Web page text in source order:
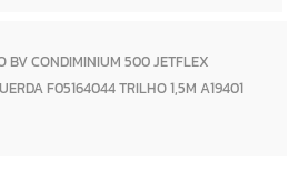
BV CONDIMINIUM 500 JETFLEX
F05164044 TRILHO 1,5M A19401